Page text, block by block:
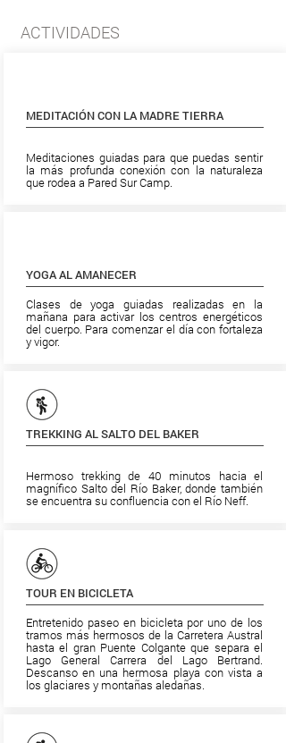
ACTIVIDADES
MEDITACIÓN CON LA MADRE TIERRA
Meditaciones guiadas para que puedas sentir
la más profunda conexión con la naturaleza
que rodea a Pared Sur Camp.
YOGA AL AMANECER
Clases de yoga guiadas realizadas en la
mañana para activar los centros energéticos
del cuerpo. Para comenzar el día con fortaleza
y vigor.
TREKKING AL SALTO DEL BAKER
Hermoso trekking de 40 minutos hacia el
magnífico Salto del Río Baker, donde también
se encuentra su confluencia con el Río Neff.
TOUR EN BICICLETA
Entretenido paseo en bicicleta por uno de los
tramos más hermosos de la Carretera Austral
hasta el gran Puente Colgante que separa el
Lago General Carrera del Lago Bertrand.
Descanso en una hermosa playa con vista a
los glaciares y montañas aledañas.